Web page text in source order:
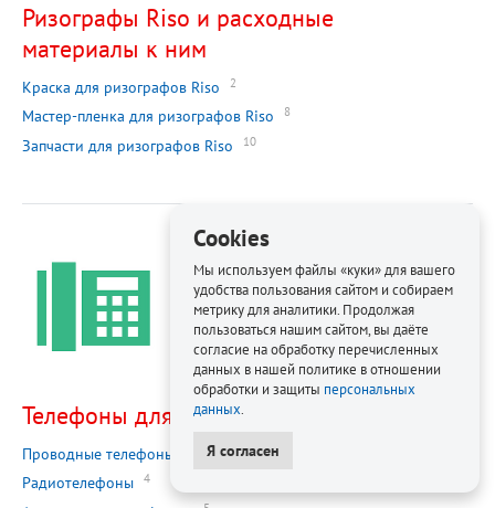
Ризографы Riso и расходные
материалы к ним
Краска для ризографов Riso 2
Мастер-пленка для ризографов Riso 8
Запчасти для ризографов Riso 10
Телефоны для офиса
Проводные телефоны
Радиотелефоны 4
Cookies
Мы используем файлы «куки» для вашего
удобства пользования сайтом и собираем
метрику для аналитики. Продолжая
пользоваться нашим сайтом, вы даёте
согласие на обработку перечисленных
данных в нашей политике в отношении
обработки и защиты персональных
данных
Я согласен